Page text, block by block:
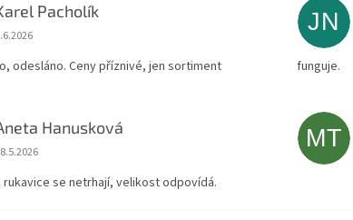
Pacholík
obchodu je 4 z 5 hvězdiček.
odesláno. Ceny příznivé, jen sortiment
JN
funguje.
Hanusková
obchodu je 5 z 5 hvězdiček.
rukavice se netrhají, velikost odpovídá.
MT